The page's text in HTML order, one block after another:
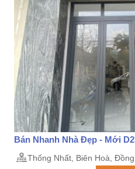
Bán Nhanh Nhà Đẹp - Mới
Thống Nhất, Biên Hoà,